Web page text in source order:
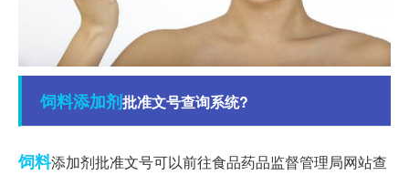
饲料添加剂批准文号查询系统?
饲料添加剂批准文号可以前往食品药品监督管理局网站查